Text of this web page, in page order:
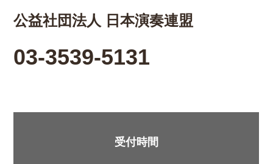
公益社団法人 日本演奏連盟
03-3539-5131
受付時間